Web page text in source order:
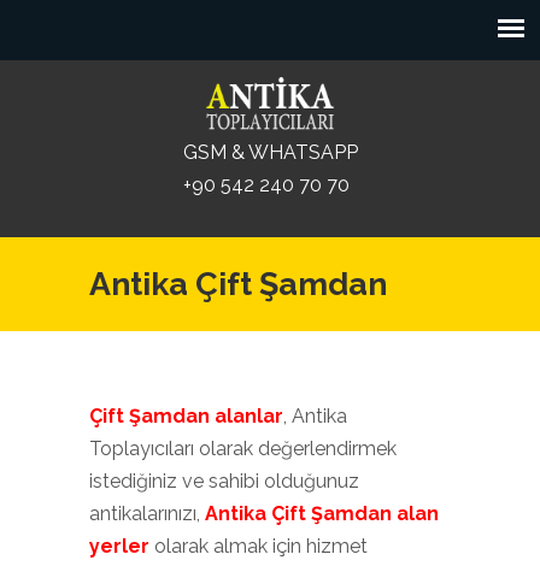
GSM & WHATSAPP
+90 542 240 70 70
Antika Çift Şamdan
Çift Şamdan alanlar, Antika
Toplayıcıları olarak değerlendirmek
istediğiniz ve sahibi olduğunuz
antikalarınızı, Antika Çift Şamdan alan
yerler olarak almak için hizmet